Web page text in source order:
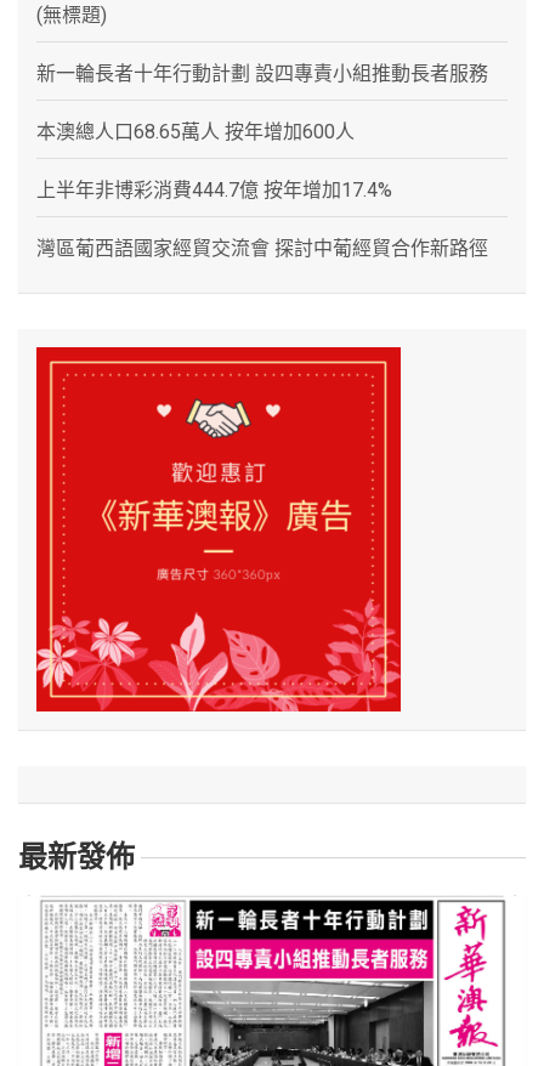
(無標題)
新一輪長者十年行動計劃 設四專責小組推動長者服務
本澳總人口68.65萬人 按年增加600人
上半年非博彩消費444.7億 按年增加17.4%
灣區葡西語國家經貿交流會 探討中葡經貿合作新路徑
最新發佈